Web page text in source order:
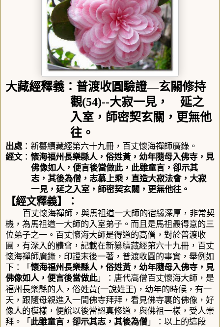
大藏經釋義：普渡收圓驗證—玄關修持
觀(54)--大寂一見， 延之
入室，師密契玄關，更無他
往。
出處：新纂續藏經第六十九冊，百丈懷海禪師廣錄。
經文： 懷海福州長樂縣人，俗姓黃，幼年隨母入佛寺，見
佛像如人，便言後當做此，此雖童言，卻示其
志，其後為僧，志慕上乘，直造大寂法會，大寂
一見，延之入室，師密契玄關，更無他往。
【經文釋義】：
百丈懷海禪師，與馬祖道一大師的宿緣深厚，非常契
機，為馬祖道一大師的入室弟子。而且是馬祖最得意的三
位弟子之一。百丈懷海大師是得道的高僧，對於普渡收
圓 ， 有深入的體會，記載在新纂續藏經第六十九冊，百丈
懷海禪師廣錄， 印證末後一著， 普渡收圓的事實 ， 舉例如
下：「 懷海福州長樂縣人，俗姓黃，幼年隨母入佛寺，見
佛像如人，便言後當做此」：唐代高僧百丈懷海大師，是
福州長樂縣的人，俗姓黃(一說姓王) ，幼年的時候，有一
天，跟隨母親進入一間佛寺拜拜，看見佛寺裏的佛像，好
像人的模樣，便說以後當認真修道，與佛祖一樣，受人崇
拜。「 此雖童言，卻示其志，其後為僧 」：以上的這段